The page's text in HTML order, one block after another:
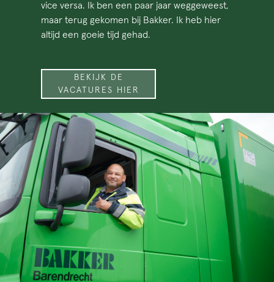
vice versa. Ik ben een paar jaar weggeweest,
maar terug gekomen bij Bakker. Ik heb hier
altijd een goeie tijd gehad.
BEKIJK DE
VACATURES HIER